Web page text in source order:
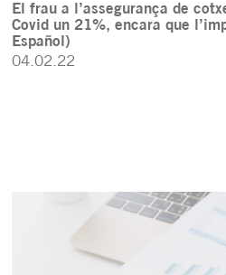
El frau a l’assegurança de
Covid un 21%, encara que
Español)
04.02.22